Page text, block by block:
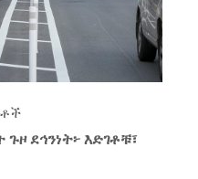
ደኅንነት፦ እድገቶቹ፣